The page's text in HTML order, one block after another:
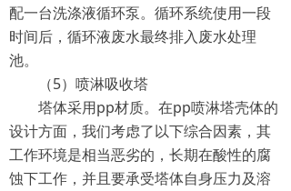
配一台洗涤液循环泵。循环系统使用一段
时间后，循环液废水最终排入废水处理
池。
（5）喷淋吸收塔
塔体采用pp材质。在pp喷淋塔壳体的
设计方面，我们考虑了以下综合因素，其
工作环境是相当恶劣的，长期在酸性的腐
蚀下工作，并且要承受塔体自身压力及溶